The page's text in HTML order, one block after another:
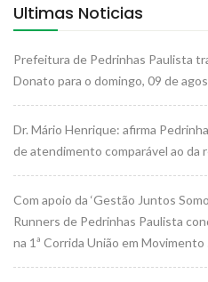
Ultimas Noticias
Prefeitura de Pedrinhas Paulista
Donato para o domingo, 09 de
Dr. Mário Henrique: afirma
de atendimento comparável ao da
Com apoio da ‘Gestão Juntos
Runners de Pedrinhas Paulista
na 1ª Corrida União em Movimento